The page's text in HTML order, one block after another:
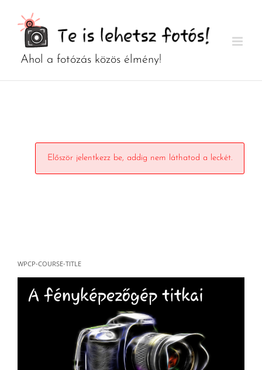
Először jelentkezz be, addig nem láthatod a leckét.
WPCP-COURSE-TITLE